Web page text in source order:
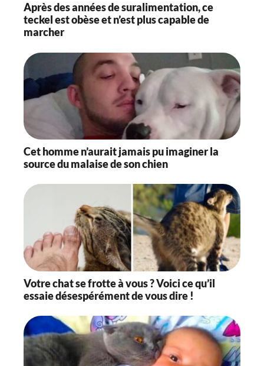
Après des années de suralimentation, ce
teckel est obèse et n’est plus capable de
marcher
Cet homme n’aurait jamais pu imaginer la
source du malaise de son chien
Votre chat se frotte à vous ? Voici ce qu’il
essaie désespérément de vous dire !